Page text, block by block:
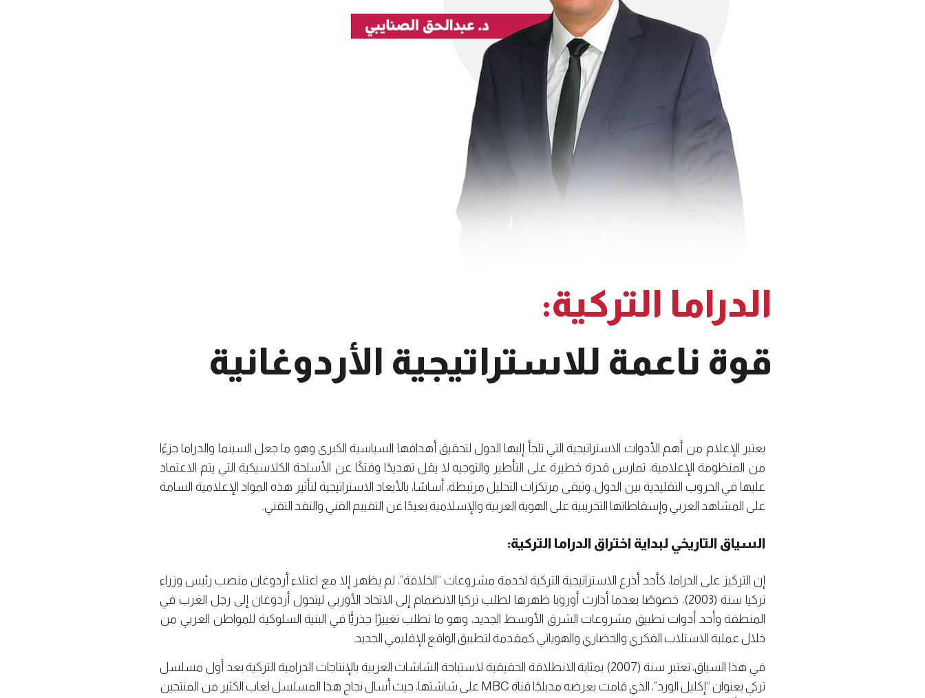
الدراما التركية:
قوة ناعمة للاستراتيجية الأردوغانية
يعتبر الإعلام من أهم الأدوات الاستراتيجية التي تلجأ إليها الدول لتحقيق أهدافها السياسية الكبرى وهو ما جعل السينما والدراما جزءًا
من المنظومة الإعلامية، تمارس قدرة خطيرة على التأطير والتوجيه لا يقل تهديدًا وفتكًا عن الأسلحة الكلاسيكية التي يتم الاعتماد
عليها في الحروب التقليدية بين الدول. وتبقى مرتكزات التحليل مرتبطة، أساسًا، بالأبعاد الاستراتيجية لتأثير هذه المواد الإعلامية السامة
على المشاهد العربي وإسقاطاتها التخريبية على الهوية العربية والإسلامية بعيدًا عن التقييم الفني والنقد التقني.
السياق التاريخي لبداية اختراق الدراما التركية:
إن التركيز على الدراما، كأحد أذرع الاستراتيجية التركية لخدمة مشروعات “الخلافة”، لم يظهر إلا مع اعتلاء أردوغان منصب رئيس وزراء
تركيا سنة (2003)، خصوصًا بعدما أدارت أوروبا ظهرها لطلب تركيا الانضمام إلى الاتحاد الأوربي ليتحول أردوغان إلى رجل الغرب في
المنطقة وأحد أدوات تطبيق مشروعات الشرق الأوسط الجديد، وهو ما تطلب تغييرًا جذريًّا في البنية السلوكية للمواطن العربي من
خلال عملية الاستلاب الفكري والحضاري والهوياتي كمقدمة لتطبيق الواقع الإقليمي الجديد.
في هذا السياق، تعتبر سنة (2007) بمثابة الانطلاقة الحقيقية لاستباحة الشاشات العربية بالإنتاجات الدرامية التركية بعد أول مسلسل
تركي بعنوان “إكليل الورد”، الذي قامت بعرضه مدبلجًا قناة MBC على شاشتها، حيث أسال نجاح هذا المسلسل لعاب الكثير من المنتجين